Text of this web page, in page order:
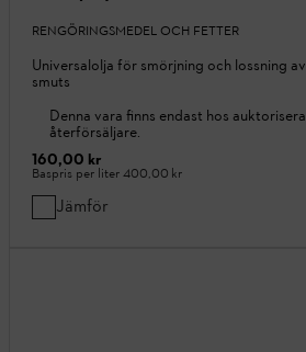
RENGÖRINGSMEDEL OCH FETTER
Universalolja för smörjning och lossning
smuts
Denna vara finns endast hos
återförsäljare.
160,00 kr
Baspris per liter400,00 kr
Jämför